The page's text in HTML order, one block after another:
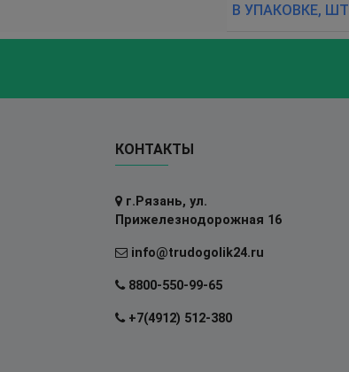
В УПАКОВКЕ, ШТ
КОНТАКТЫ
г.Рязань, ул.
Прижелезнодорожная 16
info@trudogolik24.ru
8800-550-99-65
+7(4912) 512-380